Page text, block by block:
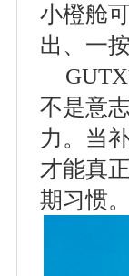
小橙舱
出、一
不是意
力。当
才能真
期习惯。